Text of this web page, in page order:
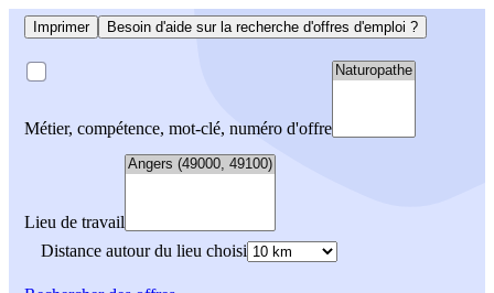
Imprimer Besoin d'aide sur la recherche d'offres d'emploi ?
Métier, compétence, mot-clé, numéro d'offre
Lieu de travail
Distance autour du lieu choisi